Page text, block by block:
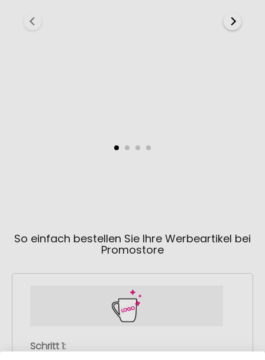
So einfach bestellen Sie Ihre Werbeartikel bei
Promostore
Schritt 1: